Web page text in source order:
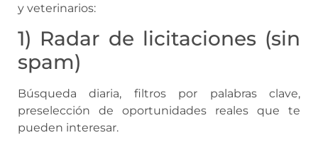
y veterinarios:
1) Radar de licitaciones (sin
spam)
Búsqueda diaria, filtros por palabras clave,
preselección de oportunidades reales que te
pueden interesar.